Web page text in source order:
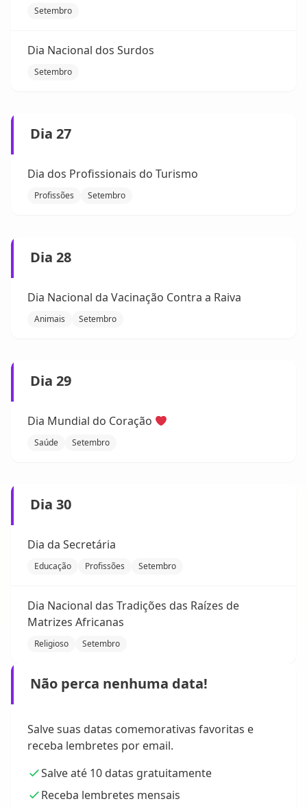
Setembro
Dia Nacional dos Surdos
Setembro
Dia 27
Dia dos Profissionais do Turismo
Profissões Setembro
Dia 28
Dia Nacional da Vacinação Contra a Raiva
Animais Setembro
Dia 29
Dia Mundial do Coração
Saúde Setembro
Dia 30
Dia da Secretária
Educação Profissões Setembro
Dia Nacional das Tradições das Raízes de
Matrizes Africanas
Religioso Setembro
Não perca nenhuma data!
Salve suas datas comemorativas favoritas e
receba lembretes por email.
Salve até 10 datas gratuitamente
Receba lembretes mensais